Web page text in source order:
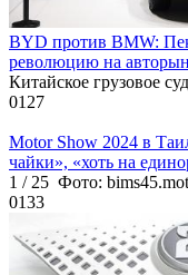
BYD против BMW:
революцию на
Китайское грузовое
0127
Motor Show 2024 в
чайки», «хоть на
1 / 25 Фото:
0133